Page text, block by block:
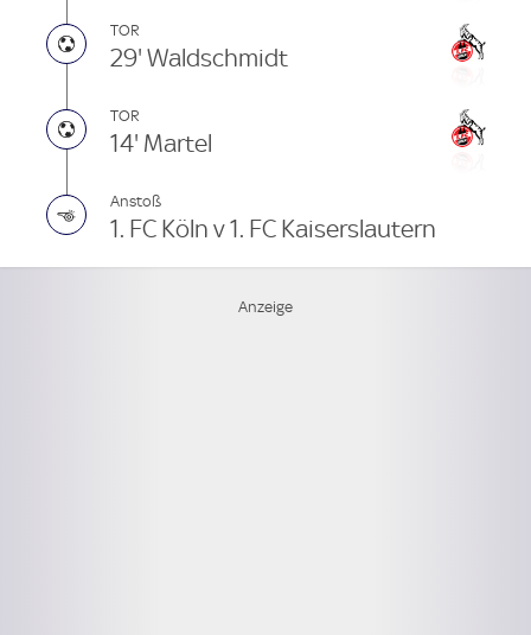
TOR
29' Waldschmidt
TOR
14' Martel
Anstoß
1. FC Köln v 1. FC Kaiserslautern